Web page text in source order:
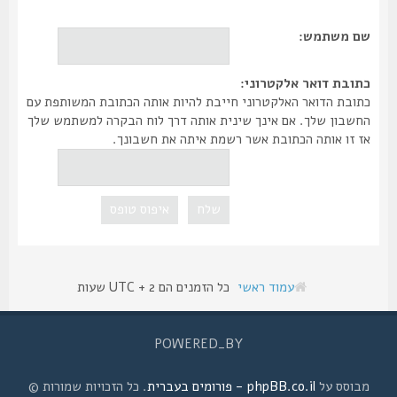
שם משתמש:
כתובת דואר אלקטרוני:
כתובת הדואר האלקטרוני חייבת להיות אותה הכתובת המשותפת עם
החשבון שלך. אם אינך שינית אותה דרך לוח הבקרה למשתמש שלך
אז זו אותה הכתובת אשר רשמת איתה את חשבונך.
עמוד ראשי כל הזמנים הם UTC + 2 שעות
POWERED_BY
מבוסס עלphpBB.co.il - פורומים בעברית . כל הזכויות שמורות ©